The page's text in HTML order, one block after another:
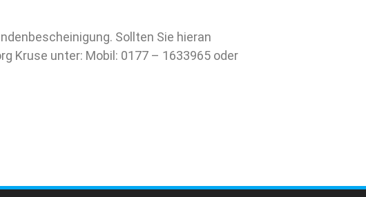
Sollten Sie hieran
Kruse unter: Mobil: 0177 – 1633965 oder